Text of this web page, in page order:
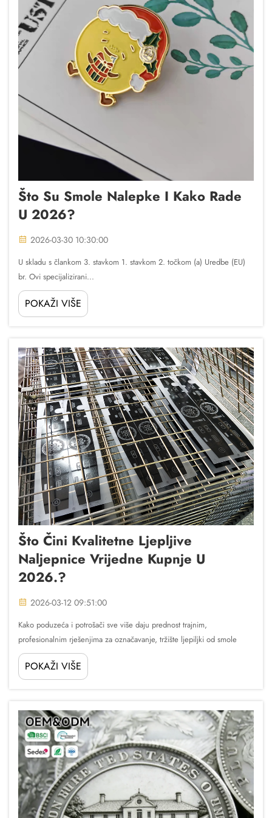
Što Su Smole Nalepke I Kako Rade
U 2026?
2026-03-30 10:30:00
U skladu s člankom 3. stavkom 1. stavkom 2. točkom (a) Uredbe (EU)
br. Ovi specijalizirani...
POKAŽI VIŠE
Što Čini Kvalitetne Ljepljive
Naljepnice Vrijedne Kupnje U
2026.?
2026-03-12 09:51:00
Kako poduzeća i potrošači sve više daju prednost trajnim,
profesionalnim rješenjima za označavanje, tržište ljepiljki od smole
dramatično se razvilo kako bi se zadovoljile sofisticirane zahtjeve za
dugovječnosti, estetskom privlačnošću i funkcionalnim performansama.
Razumijem...
POKAŽI VIŠE